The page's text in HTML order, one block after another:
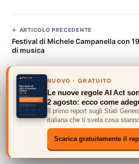
← ARTICOLO PRECEDENTE
Festival di Michele Campanella con
di musica
Mara Venier, la tensione tra Dargen e
lato fragile
NUOVO · GRATUITO
Le nuove regole AI Act
2 agosto: ecco come
Il primo report sugli Stati
italiana che ti svela cosa
Scarica gratuitamente il